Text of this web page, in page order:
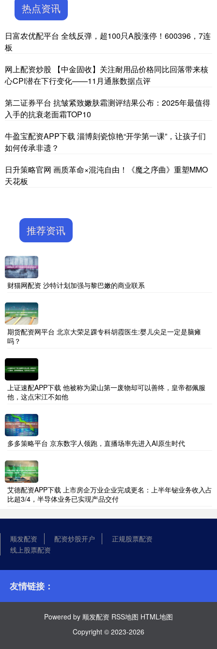
热点资讯
日富农优配平台 全线反弹，超100只A股涨停！600396，7连
板
网上配资炒股 【中金固收】关注耐用品价格同比回落带来核
心CPI潜在下行变化——11月通胀数据点评
第二证券平台 抗皱紧致嫩肤霜测评结果公布：2025年最值得
入手的抗衰老面霜TOP10
牛盈宝配资APP下载 淄博刻瓷惊艳“开学第一课”，让孩子们
如何传承非遗？
日升策略官网 画质革命×混沌自由！《魔之序曲》重塑MMO
天花板
推荐资讯
财猫网配资 沙特计划加强与黎巴嫩的商业联系
期货配资网平台 北京大荣足踝专科胡霞医生:婴儿尖足一定是脑瘫
吗？
上证速配APP下载 他被称为梁山第一废物却可以善终，皇帝都佩服
他，这点宋江不如他
多多策略平台 京东数字人领跑，直播场率先进入AI原生时代
艾德配资APP下载 上市房企万业企业完成更名：上半年铋业务收入占
比超3/4，半导体业务已实现产品交付
顺发配资 配资炒股开户
正规股票配资
线上股票配资
友情链接：
Powered by 顺发配资 RSS地图 HTML地图
Copyright © 2023-2026